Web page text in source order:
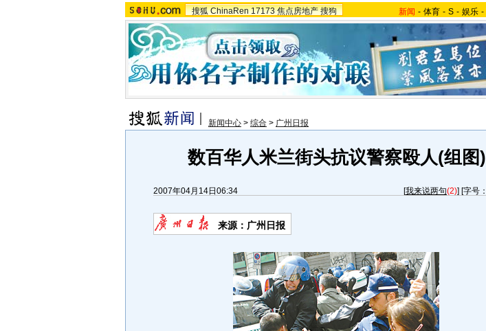
搜狐 ChinaRen 17173 焦点房地产 搜狗 新闻 - 体育 - S - 娱乐 -
新闻中心 > 综合 > 广州日报
数百华人米兰街头抗议警察殴人(组图)
2007年04月14日06:34 [我来说两句(2)] [字号：
来源：广州日报